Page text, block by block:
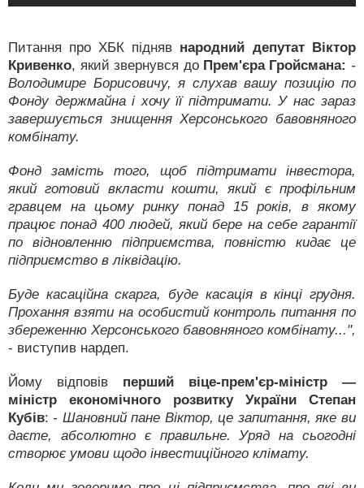
Питання про ХБК підняв народний депутат Віктор
Кривенко, який звернувся до Прем'єра Гройсмана: -
Володимире Борисовичу, я слухав вашу позицію по
Фонду держмайна і хочу її підтримати. У нас зараз
завершується знищення Херсонського бавовняного
комбінату.
Фонд замість того, щоб підтримати інвестора,
який готовий вкласти кошти, який є профільним
гравцем на цьому ринку понад 15 років, в якому
працює понад 400 людей, який бере на себе гарантії
по відновленню підприємства, повністю кидає це
підприємство в ліквідацію.
Буде касаційна скарга, буде касація в кінці грудня.
Прохання взяти на особистий контроль питання по
збереженню Херсонського бавовняного комбінату...",
- виступив нардеп.
Йому відповів перший віце-прем'єр-міністр —
міністр економічного розвитку України Степан
Кубів: - Шановний пане Віктор, це запитання, яке ви
даєте, абсолютно є правильне. Уряд на сьогодні
створює умови щодо інвестиційного клімату.